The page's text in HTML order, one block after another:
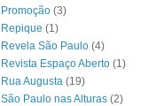
Promoção (3)
Repique (1)
Revela São Paulo (4)
Revista Espaço Aberto (1)
Rua Augusta (19)
São Paulo nas Alturas (2)